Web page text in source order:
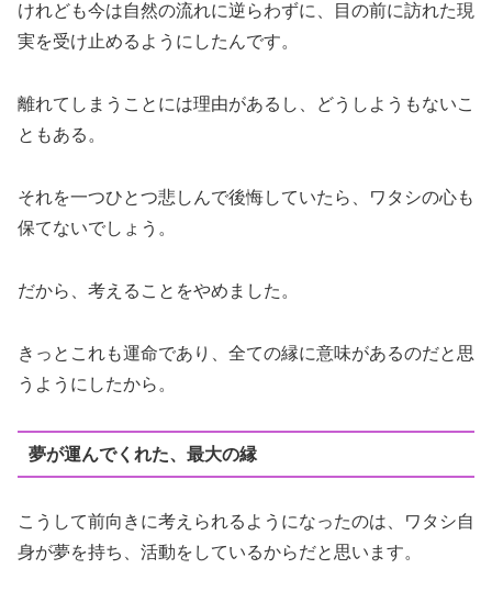
けれども今は自然の流れに逆らわずに、目の前に訪れた現
実を受け止めるようにしたんです。
離れてしまうことには理由があるし、どうしようもないこ
ともある。
それを一つひとつ悲しんで後悔していたら、ワタシの心も
保てないでしょう。
だから、考えることをやめました。
きっとこれも運命であり、全ての縁に意味があるのだと思
うようにしたから。
夢が運んでくれた、最大の縁
こうして前向きに考えられるようになったのは、ワタシ自
身が夢を持ち、活動をしているからだと思います。